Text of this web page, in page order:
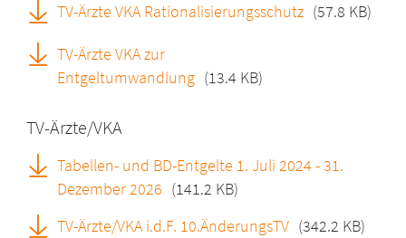
TV-Ärzte VKA Rationalisierungsschutz (57.8 KB)
TV-Ärzte VKA zur
Entgeltumwandlung (13.4 KB)
TV-Ärzte/VKA
Tabellen- und BD-Entgelte 1. Juli 2024 - 31.
Dezember 2026 (141.2 KB)
TV-Ärzte/VKA i.d.F. 10.ÄnderungsTV (342.2 KB)